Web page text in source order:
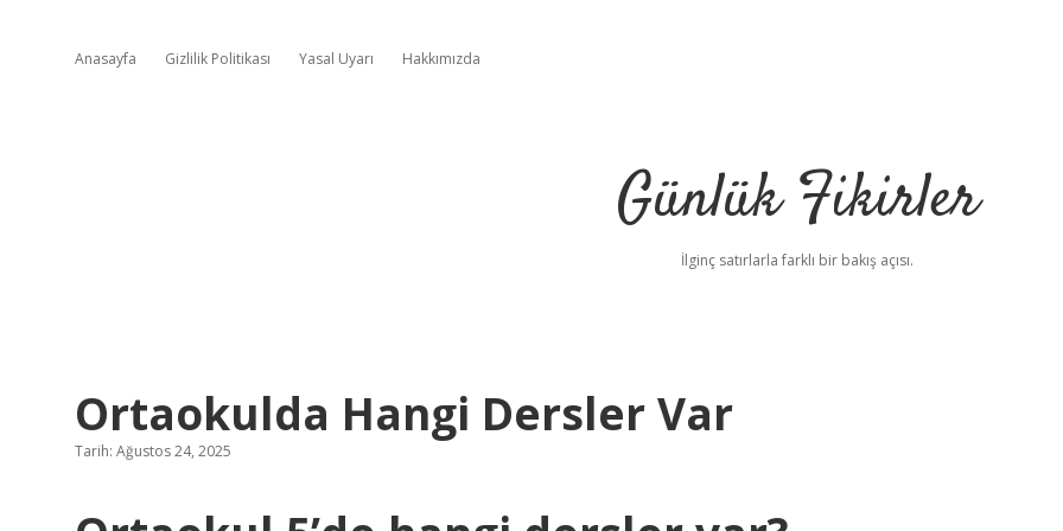
Anasayfa Gizlilik Politikası Yasal Uyarı Hakkımızda
Günlük Fikirler
İlginç satırlarla farklı bir bakış açısı.
Ortaokulda Hangi Dersler Var
Tarih: Ağustos 24, 2025